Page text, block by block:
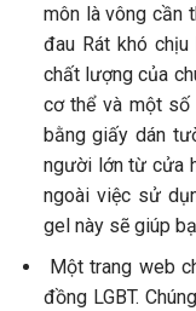
môn là vông cần
đau Rát khó
chất lượng của
cơ thể và một
bằng giấy dán
người lớn từ cửa
ngoài việc sử
gel này sẽ giúp
Một trang web
đồng LGBT.